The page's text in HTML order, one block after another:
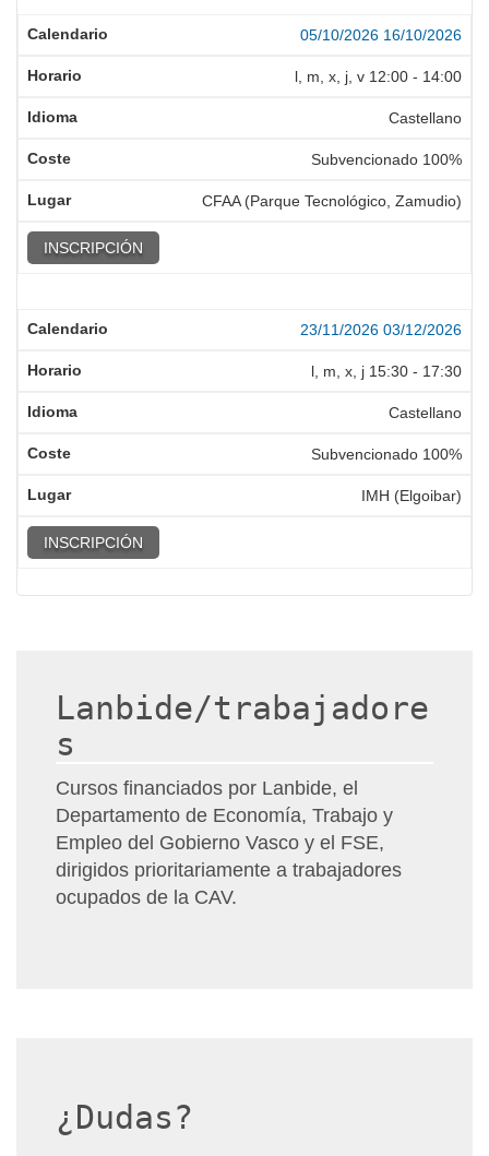
05/10/2026 16/10/2026
l, m, x, j, v 12:00 - 14:00
Castellano
Subvencionado 100%
CFAA (Parque Tecnológico, Zamudio)
INSCRIPCIÓN
23/11/2026 03/12/2026
l, m, x, j 15:30 - 17:30
Castellano
Subvencionado 100%
IMH (Elgoibar)
INSCRIPCIÓN
Lanbide/trabajadore
s
Cursos financiados por Lanbide, el
Departamento de Economía, Trabajo y
Empleo del Gobierno Vasco y el FSE,
dirigidos prioritariamente a trabajadores
ocupados de la CAV.
¿Dudas?